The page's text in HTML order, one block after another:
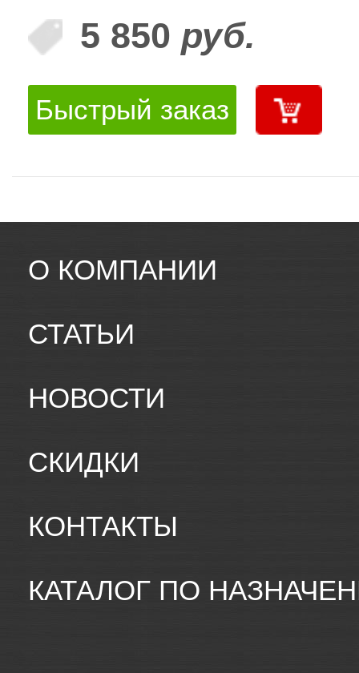
5 850 руб.
Быстрый заказ
О КОМПАНИИ
СТАТЬИ
НОВОСТИ
СКИДКИ
КОНТАКТЫ
КАТАЛОГ ПО